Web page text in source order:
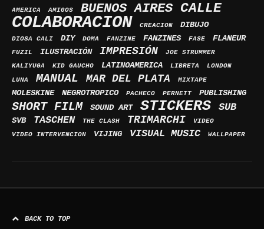
AMERICA AMIGOS BUENOS AIRES CALLE
COLABORACION CREACION DIBUJO
DIOSA CALI DIY DOMA FANZINE FANZINES FASE FLANEUR
FUZIL ILUSTRACIÓN IMPRESIÓN
JOE STRUMMER
KALIYUGA
KID GAUCHO LATINOAMERICA LIBRETA
LONDON
LUNA
MANUAL MAR DEL PLATA MIXTAPE
MOLESKINE NEGROTROPICO PACHECO PERNETT PUBLISHING
SHORT FILM SOUND ART STICKERS SUB
SVB TASCHEN THE CLASH TRIMARCHI
VIDEO
VIDEO INTERVENCION
VIJING VISUAL MUSIC WALLPAPER
BACK TO TOP